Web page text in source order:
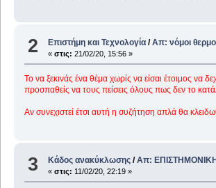
2 Επιστήμη και Τεχνολογία /Απ: νόμοι
«στις: 21/02/20, 15:56 »
Το να ξεκινάς ένα θέμα χωρίς να είσαι έτοιμος να
προσπαθείς να τους πείσεις όλους πως δεν το
Αν συνεχιστεί έτσι αυτή η συζήτηση απλά θα
3 Κάδος ανακύκλωσης /Απ:
«στις: 11/02/20, 22:19 »